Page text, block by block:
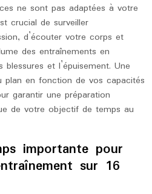
ne sont pas adaptées à votre
crucial de surveiller
d’écouter votre corps et
des entraînements en
et l’épuisement. Une
plan en fonction de vos capacités
garantir une préparation
de votre objectif de temps au
importante pour
sur 16